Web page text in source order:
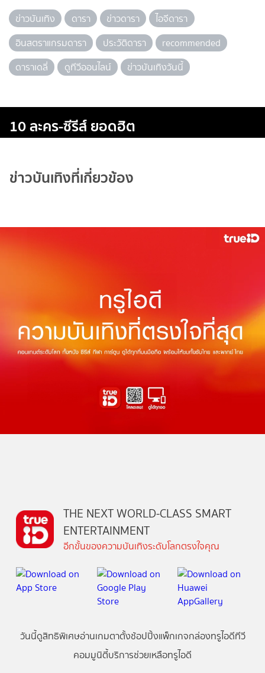
ข่าวบันเทิง ดารา ข่าวดารา
ไอจีดารา
อินสตราแกรมดารา
ประวัติดารา
recommended
ดาราเดลี่
ดูทีวีออนไลน์ ข่าวบันเทิงวันนี้
10 ละคร-ซีรีส์ ยอดฮิต
ข่าวบันเทิงที่เกี่ยวข้อง
THE NEXT WORLD-CLASS SMART
ENTERTAINMENT
อีกขั้นของความบันเทิงระดับโลกตรงใจคุณ
วันนี้ดูสิทธิพิเศษอ่านเกมตาตั้งช้อปปิ้งแพ็กเกจกล่องทรูไอดีทีวี
คอมมูนิตี้บริการช่วยเหลือทรูไอดี